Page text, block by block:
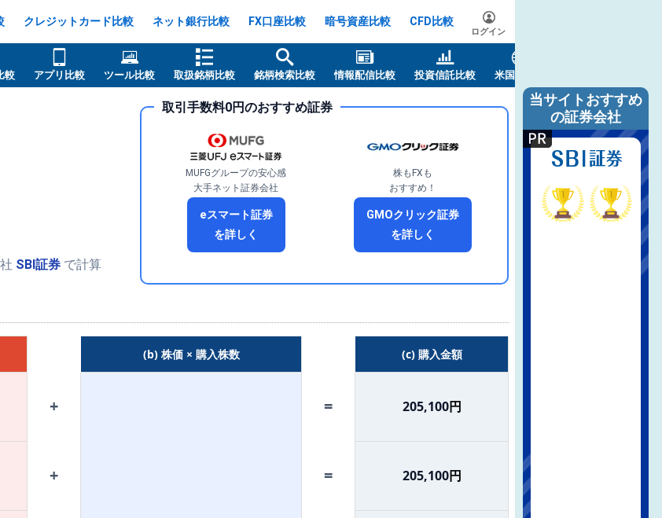
クレジットカード比較 ネット銀行比較 FX口座比較 暗号資産比較 CFD比較
ログイン
較 アプリ比較 ツール比較 取扱銘柄比較 銘柄検索比較 情報配信比較 投資信託比較 米国株比較
SBI証券 で計算
取引手数料0円のおすすめ証券
MUFGグループの安心感
大手ネット証券会社
eスマート証券
を詳しく
株もFXも
おすすめ！
GMOクリック証券
を詳しく
(b) 株価 × 購入株数 (c) 購入金額
+ = 205,100円
+ = 205,100円
当サイトおすすめ
の証券会社